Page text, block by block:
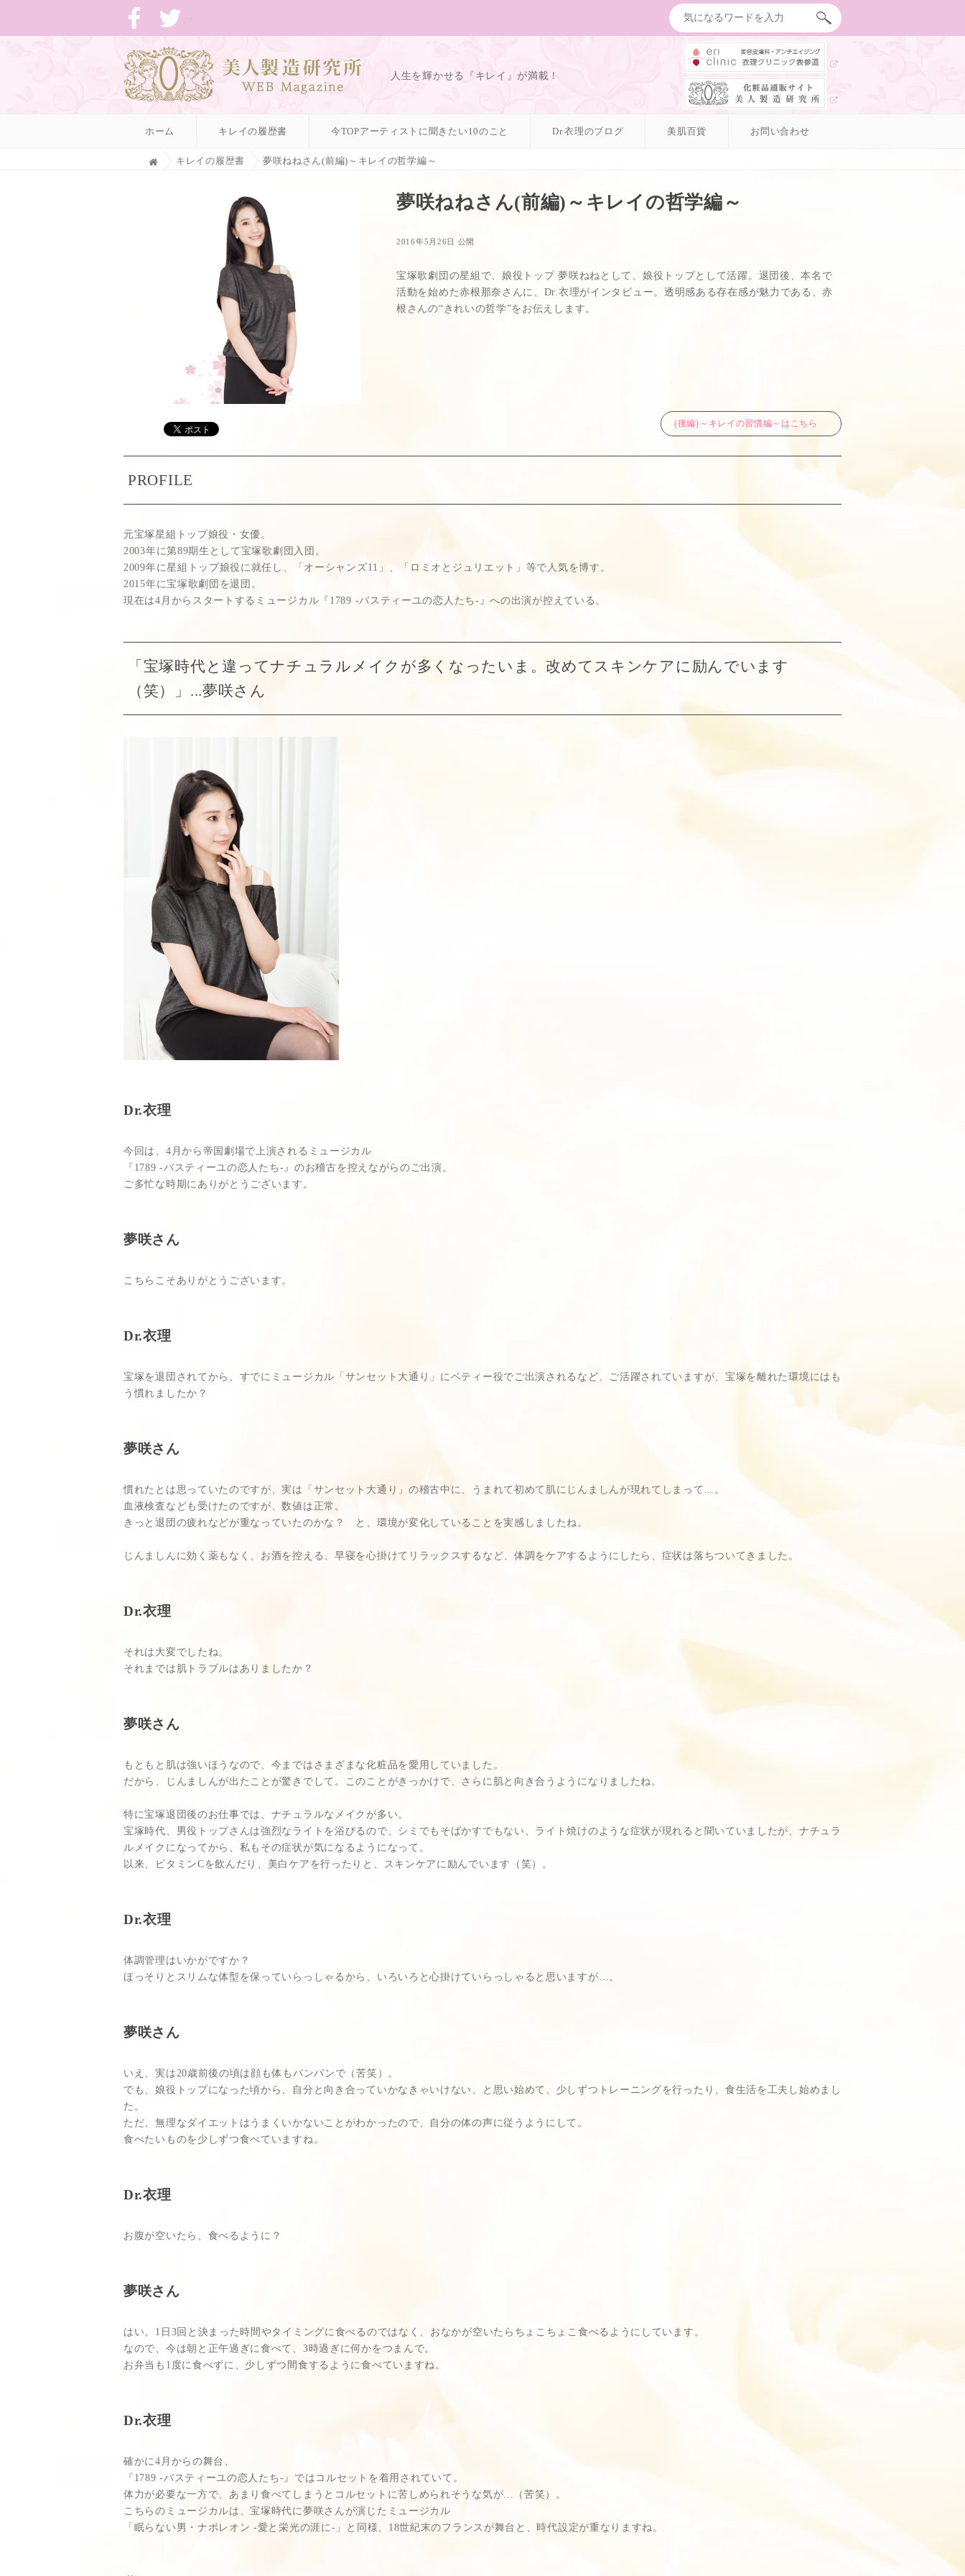
人生を輝かせる『キレイ』が満載！
ホーム キレイの履歴書 今TOPアーティストに聞きたい10のこと Dr.衣理のブログ 美肌百貨 お問い合わせ
H
キレイの履歴書 夢咲ねねさん(前編)～キレイの哲学編～
夢咲ねねさん(前編)～キレイの哲学編～
2016年5月26日 公開
宝塚歌劇団の星組で、娘役トップ 夢咲ねねとして、娘役トップとして活躍。退団後、本名で
活動を始めた赤根那奈さんに、Dr.衣理がインタビュー。透明感ある存在感が魅力である、赤
根さんの“きれいの哲学”をお伝えします。
(後編)～キレイの習慣編～はこちら
PROFILE
元宝塚星組トップ娘役・女優。
2003年に第89期生として宝塚歌劇団入団。
2009年に星組トップ娘役に就任し、「オーシャンズ11」、「ロミオとジュリエット」等で人気を博す。
2015年に宝塚歌劇団を退団。
現在は4月からスタートするミュージカル『1789 -バスティーユの恋人たち-』への出演が控えている。
「宝塚時代と違ってナチュラルメイクが多くなったいま。改めてスキンケアに励んでいます
（笑）」...夢咲さん
Dr.衣理
今回は、4月から帝国劇場で上演されるミュージカル
『1789 -バスティーユの恋人たち-』のお稽古を控えながらのご出演。
ご多忙な時期にありがとうございます。
夢咲さん
こちらこそありがとうございます。
Dr.衣理
宝塚を退団されてから、すでにミュージカル「サンセット大通り」にベティー役でご出演されるなど、ご活躍されていますが、宝塚を離れた環境にはも
う慣れましたか？
夢咲さん
慣れたとは思っていたのですが、実は「サンセット大通り」の稽古中に、うまれて初めて肌にじんましんが現れてしまって...。
血液検査なども受けたのですが、数値は正常。
きっと退団の疲れなどが重なっていたのかな？ と、環境が変化していることを実感しましたね。
じんましんに効く薬もなく、お酒を控える、早寝を心掛けてリラックスするなど、体調をケアするようにしたら、症状は落ちついてきました。
Dr.衣理
それは大変でしたね。
それまでは肌トラブルはありましたか？
夢咲さん
もともと肌は強いほうなので、今まではさまざまな化粧品を愛用していました。
だから、じんましんが出たことが驚きでして。このことがきっかけで、さらに肌と向き合うようになりましたね。
特に宝塚退団後のお仕事では、ナチュラルなメイクが多い。
宝塚時代、男役トップさんは強烈なライトを浴びるので、シミでもそばかすでもない、ライト焼けのような症状が現れると聞いていましたが、ナチュラ
ルメイクになってから、私もその症状が気になるようになって。
以来、ビタミンCを飲んだり、美白ケアを行ったりと、スキンケアに励んでいます（笑）。
Dr.衣理
体調管理はいかがですか？
ほっそりとスリムな体型を保っていらっしゃるから、いろいろと心掛けていらっしゃると思いますが…。
夢咲さん
いえ、実は20歳前後の頃は顔も体もパンパンで（苦笑）。
でも、娘役トップになった頃から、自分と向き合っていかなきゃいけない、と思い始めて、少しずつトレーニングを行ったり、食生活を工夫し始めまし
た。
ただ、無理なダイエットはうまくいかないことがわかったので、自分の体の声に従うようにして。
食べたいものを少しずつ食べていますね。
Dr.衣理
お腹が空いたら、食べるように？
夢咲さん
はい。1日3回と決まった時間やタイミングに食べるのではなく、おなかが空いたらちょこちょこ食べるようにしています。
なので、今は朝と正午過ぎに食べて、3時過ぎに何かをつまんで。
お弁当も1度に食べずに、少しずつ間食するように食べていますね。
Dr.衣理
確かに4月からの舞台、
『1789 -バスティーユの恋人たち-』ではコルセットを着用されていて。
体力が必要な一方で、あまり食べてしまうとコルセットに苦しめられそうな気が...（苦笑）。
こちらのミュージカルは、宝塚時代に夢咲さんが演じたミュージカル
「眠らない男・ナポレオン -愛と栄光の涯に-」と同様、18世紀末のフランスが舞台と、時代設定が重なりますね。